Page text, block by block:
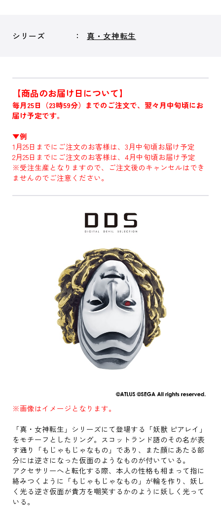
シリーズ 真・女神転生
【商品のお届け日について】
毎月25日（23時59分）までのご注文で、翌々月中旬頃にお
届け予定です。
▼例
1月25日までにご注文のお客様は、3月中旬頃お届け予定
2月25日までにご注文のお客様は、4月中旬頃お届け予定
※受注生産となりますので、ご注文後のキャンセルはでき
ませんのでご注意ください。
※画像はイメージとなります。
「真・女神転生」シリーズにて登場する「妖獣 ピアレイ」
をモチーフとしたリング。スコットランド語のその名が表
す通り「もじゃもじゃなもの」であり、また顔にあたる部
分には逆さになった仮面のようなものが付いている。
アクセサリーへと転化する際、本人の性格も相まって指に
絡みつくように「もじゃもじゃなもの」が輪を作り、妖し
く光る逆さ仮面が貴方を嘲笑するかのように妖しく光って
いる。